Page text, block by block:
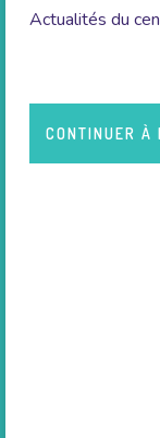
Actualités du
CONTINUER À